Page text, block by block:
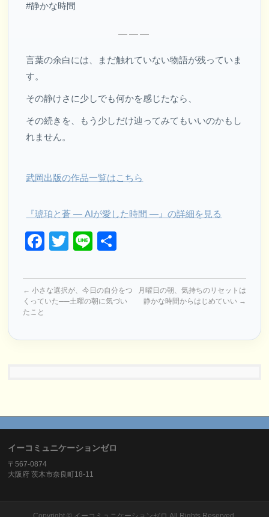
#静かな時間
———
言葉の余白には、まだ触れていない物語が残っていま
す。
その静けさに少しでも何かを感じたなら、
その続きを、もう少しだけ辿ってみてもいいのかもし
れません。
武岡出版の作品一覧はこちら
『琥珀と蒼 ― AIが愛した時間 ―』の詳細を見る
Facebook
Twitter
Line
← 小さな選択が、今日の自分をつ
くっていた──土曜の朝に気づい
たこと
月曜日の朝、気持ちのリセットは
静かな時間からはじめていい →
イーコミュニケーションゼロ
〒567-0874
大阪府 茨木市奈良町18-11